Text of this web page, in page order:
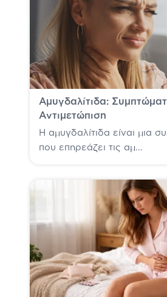
Αμυγδαλίτιδα:
Αντιμετώπιση
Η αμυγδαλίτιδα είναι μια
που επηρεάζει τις αμ...